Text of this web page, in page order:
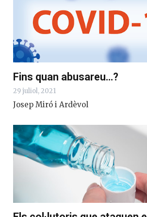
Fins quan abusareu…?
29 juliol, 2021
Josep Miró i Ardèvol